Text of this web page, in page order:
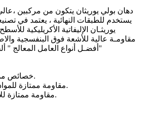
دهان بولي يوريثان يتكون من مركبين
يستخدم للطبقات النهائية ، يعتمد في
يوريثـان الإليفاتية الأكريليكية
مقاومـة عالية للأشعة فوق البنفسجية
أفضـل أنواع العامل المعالج " ألفاتيك بولي أيزوسيانيت"
- خصائص ممتازة في ثبات اللمعة.
- مقاومة ممتازة للمواد الكيميائية والمذيبات.
- مقاومة ممتازة للأشعة فوق البنفسجية.